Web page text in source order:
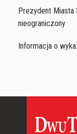
Prezydent Miasta
nieograniczony
Informacja o